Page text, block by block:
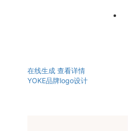
在线生成 查看详情
YOKE品牌logo设计